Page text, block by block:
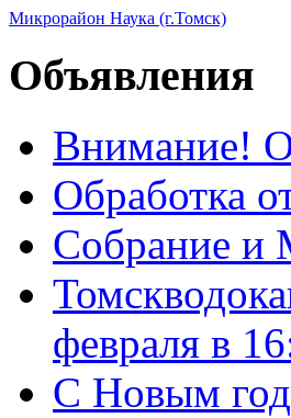
Микрорайон Наука (г.Томск)
Объявления
Внимание!
Обработка
Собрание и
февраля в
С Новым